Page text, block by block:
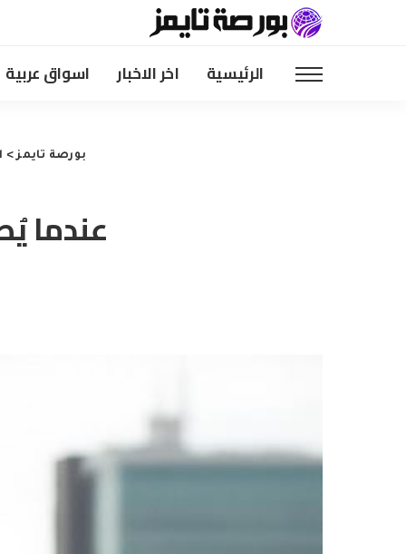
الرئيسية اخر الاخبار اسواق عربية
بورصة تايمز>
عندما